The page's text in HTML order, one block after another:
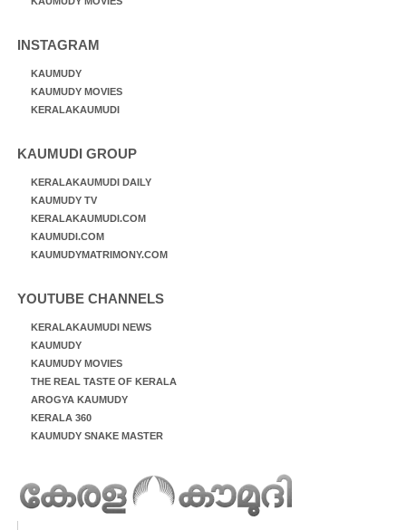
INSTAGRAM
KAUMUDY
KAUMUDY MOVIES
KERALAKAUMUDI
KAUMUDI GROUP
KERALAKAUMUDI DAILY
KAUMUDY TV
KERALAKAUMUDI.COM
KAUMUDI.COM
KAUMUDYMATRIMONY.COM
YOUTUBE CHANNELS
KERALAKAUMUDI NEWS
KAUMUDY
KAUMUDY MOVIES
THE REAL TASTE OF KERALA
AROGYA KAUMUDY
KERALA 360
KAUMUDY SNAKE MASTER